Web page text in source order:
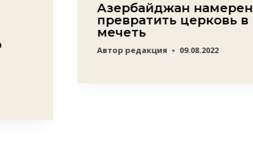
Азербайджан намерен
превратить церковь в
мечеть
Автор редакция 09.08.2022